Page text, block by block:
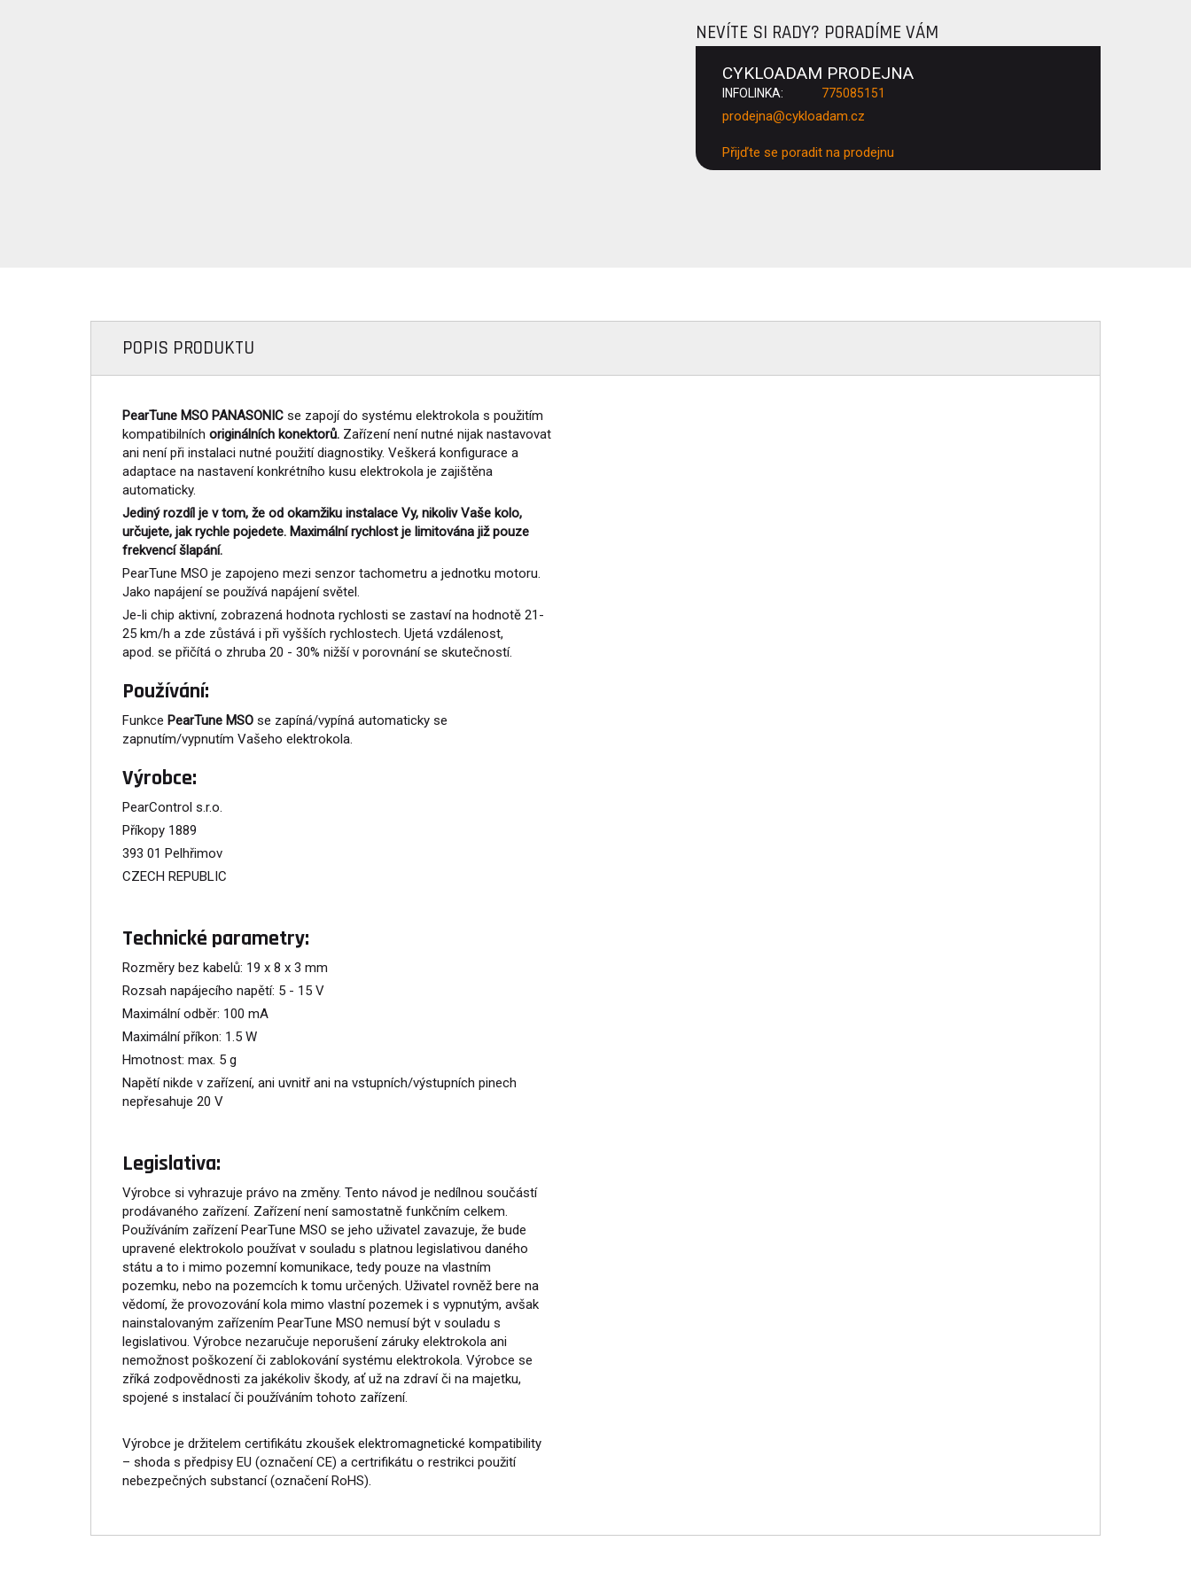
NEVÍTE SI RADY? PORADÍME VÁM
CYKLOADAM PRODEJNA
INFOLINKA: 775085151
prodejna@cykloadam.cz
Přijďte se poradit na prodejnu
POPIS PRODUKTU
PearTune MSO PANASONIC se zapojí do systému elektrokola s použitím
kompatibilních originálních konektorů. Zařízení není nutné nijak nastavovat
ani není při instalaci nutné použití diagnostiky. Veškerá konfigurace a
adaptace na nastavení konkrétního kusu elektrokola je zajištěna
automaticky.
Jediný rozdíl je v tom, že od okamžiku instalace Vy, nikoliv Vaše kolo,
určujete, jak rychle pojedete. Maximální rychlost je limitována již pouze
frekvencí šlapání.
PearTune MSO je zapojeno mezi senzor tachometru a jednotku motoru.
Jako napájení se používá napájení světel.
Je-li chip aktivní, zobrazená hodnota rychlosti se zastaví na hodnotě 21-
25 km/h a zde zůstává i při vyšších rychlostech. Ujetá vzdálenost,
apod. se přičítá o zhruba 20 - 30% nižší v porovnání se skutečností.
Používání:
Funkce PearTune MSO se zapíná/vypíná automaticky se
zapnutím/vypnutím Vašeho elektrokola.
Výrobce:
PearControl s.r.o.
Příkopy 1889
393 01 Pelhřimov
CZECH REPUBLIC
Technické parametry:
Rozměry bez kabelů: 19 x 8 x 3 mm
Rozsah napájecího napětí: 5 - 15 V
Maximální odběr: 100 mA
Maximální příkon: 1.5 W
Hmotnost: max. 5 g
Napětí nikde v zařízení, ani uvnitř ani na vstupních/výstupních pinech
nepřesahuje 20 V
Legislativa:
Výrobce si vyhrazuje právo na změny. Tento návod je nedílnou součástí
prodávaného zařízení. Zařízení není samostatně funkčním celkem.
Používáním zařízení PearTune MSO se jeho uživatel zavazuje, že bude
upravené elektrokolo používat v souladu s platnou legislativou daného
státu a to i mimo pozemní komunikace, tedy pouze na vlastním
pozemku, nebo na pozemcích k tomu určených. Uživatel rovněž bere na
vědomí, že provozování kola mimo vlastní pozemek i s vypnutým, avšak
nainstalovaným zařízením PearTune MSO nemusí být v souladu s
legislativou. Výrobce nezaručuje neporušení záruky elektrokola ani
nemožnost poškození či zablokování systému elektrokola. Výrobce se
zříká zodpovědnosti za jakékoliv škody, ať už na zdraví či na majetku,
spojené s instalací či používáním tohoto zařízení.
Výrobce je držitelem certifikátu zkoušek elektromagnetické kompatibility
– shoda s předpisy EU (označení CE) a certrifikátu o restrikci použití
nebezpečných substancí (označení RoHS).